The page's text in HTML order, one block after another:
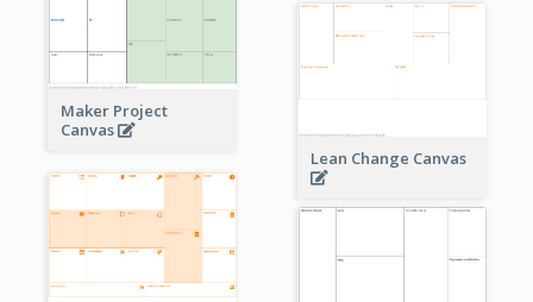
Maker Project
Canvas
Lean Change Canvas